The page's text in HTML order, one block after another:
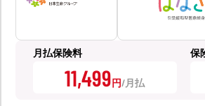
月払保険料
11,499円
保